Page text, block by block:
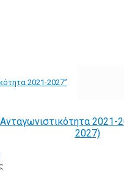
2021-2027”
2027)